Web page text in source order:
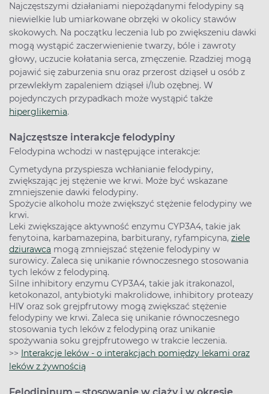
Najczęstszymi działaniami niepożądanymi felodypiny są
niewielkie lub umiarkowane obrzęki w okolicy stawów
skokowych. Na początku leczenia lub po zwiększeniu dawki
mogą wystąpić zaczerwienienie twarzy, bóle i zawroty
głowy, uczucie kołatania serca, zmęczenie. Rzadziej mogą
pojawić się zaburzenia snu oraz przerost dziąseł u osób z
przewlekłym zapaleniem dziąseł i/lub ozębnej. W
pojedynczych przypadkach może wystąpić także
hiperglikemia.
Najczęstsze interakcje felodypiny
Felodypina wchodzi w następujące interakcje:
Cymetydyna przyspiesza wchłanianie felodypiny,
zwiększając jej stężenie we krwi. Może być wskazane
zmniejszenie dawki felodypiny.
Spożycie alkoholu może zwiększyć stężenie felodypiny we
krwi.
Leki zwiększające aktywność enzymu CYP3A4, takie jak
fenytoina, karbamazepina, barbiturany, ryfampicyna, ziele
dziurawca mogą zmniejszać stężenie felodypiny w
surowicy. Zaleca się unikanie równoczesnego stosowania
tych leków z felodypiną.
Silne inhibitory enzymu CYP3A4, takie jak itrakonazol,
ketokonazol, antybiotyki makrolidowe, inhibitory proteazy
HIV oraz sok grejpfrutowy mogą zwiększać stężenie
felodypiny we krwi. Zaleca się unikanie równoczesnego
stosowania tych leków z felodypiną oraz unikanie
spożywania soku grejpfrutowego w trakcie leczenia.
>> Interakcje leków - o interakcjach pomiędzy lekami oraz
leków z żywnością